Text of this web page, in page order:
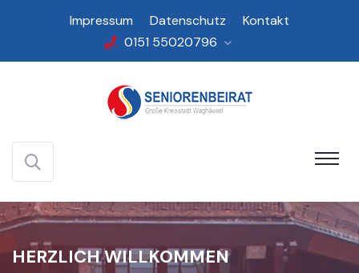
Impressum Datenschutz
Kontakt
0151 55020796
HERZLICH WILLKOMMEN